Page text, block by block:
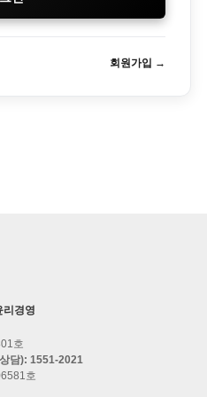
회원가입 →
리경영
호
담): 1551-2021
호